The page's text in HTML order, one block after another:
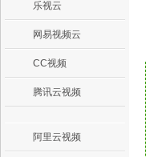
乐视云
网易视频云
CC视频
腾讯云视频
阿里云视频